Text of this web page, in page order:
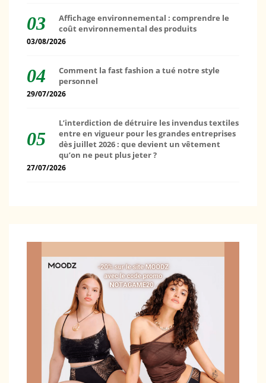
Affichage environnemental : comprendre le
coût environnemental des produits
03/08/2026
Comment la fast fashion a tué notre style
personnel
29/07/2026
L’interdiction de détruire les invendus textiles
entre en vigueur pour les grandes entreprises
dès juillet 2026 : que devient un vêtement
qu’on ne peut plus jeter ?
27/07/2026